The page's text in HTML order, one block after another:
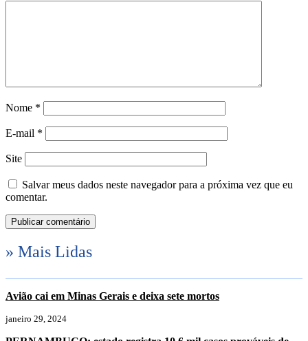
Nome *
E-mail *
Site
Salvar meus dados neste navegador para a próxima vez que eu
comentar.
» Mais Lidas
Avião cai em Minas Gerais e deixa sete mortos
janeiro 29, 2024